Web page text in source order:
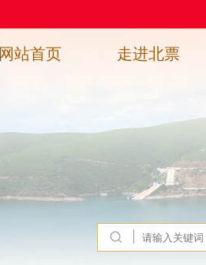
网站首页 走进北票